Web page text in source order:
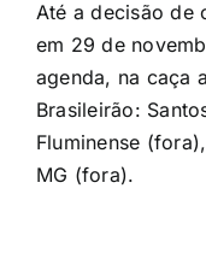
Até a decisão de
em 29 de
agenda, na caça
Brasileirão:
Fluminense
MG (fora).